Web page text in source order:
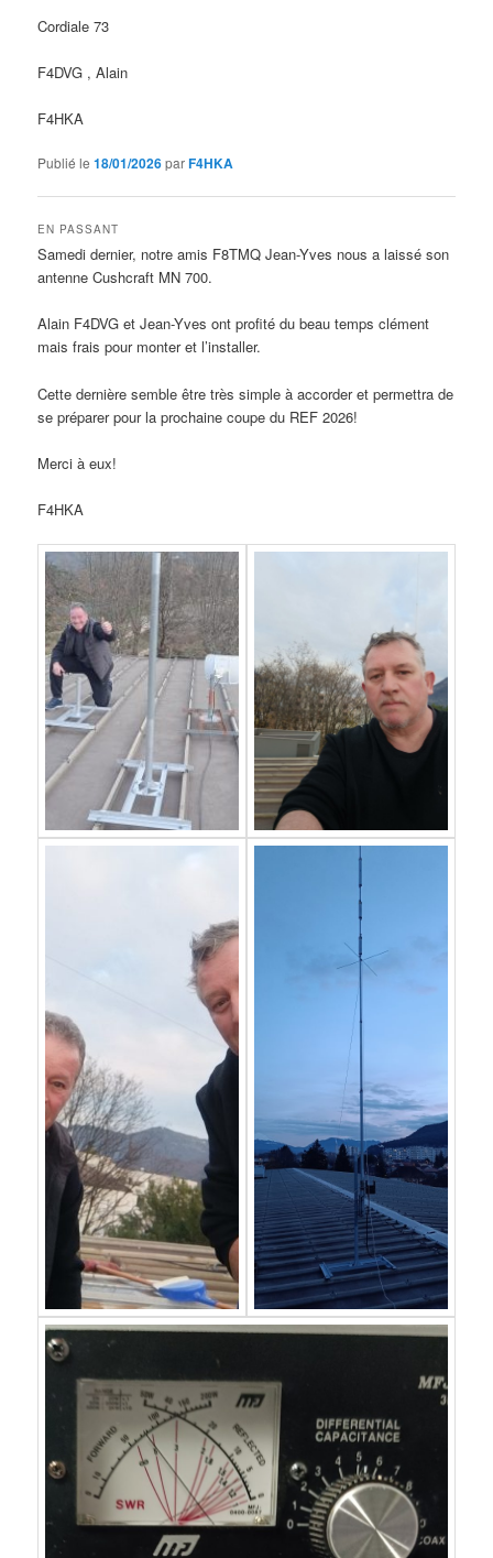
Cordiale 73
F4DVG , Alain
F4HKA
Publié le18/01/2026parF4HKA
EN PASSANT
Samedi dernier, notre amis F8TMQ Jean-Yves nous a laissé son
antenne Cushcraft MN 700.
Alain F4DVG et Jean-Yves ont profité du beau temps clément
mais frais pour monter et l’installer.
Cette dernière semble être très simple à accorder et permettra de
se préparer pour la prochaine coupe du REF 2026!
Merci à eux!
F4HKA